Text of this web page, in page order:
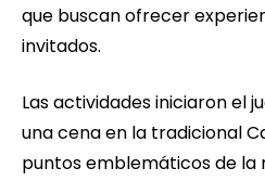
que buscan ofrecer
invitados.
Las actividades iniciaron el
una cena en la tradicional
puntos emblemáticos de la